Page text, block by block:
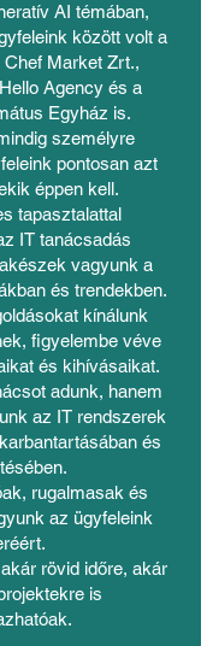
AI témában,
között volt a
Chef Market Zrt.,
Agency és a
Egyház is.
személyre
pontosan azt
éppen kell.
tapasztalattal
IT tanácsadás
vagyunk a
és trendekben.
kínálunk
figyelembe véve
és kihívásaikat.
adunk, hanem
az IT rendszerek
és
rugalmasak és
az ügyfeleink
rövid időre, akár
is